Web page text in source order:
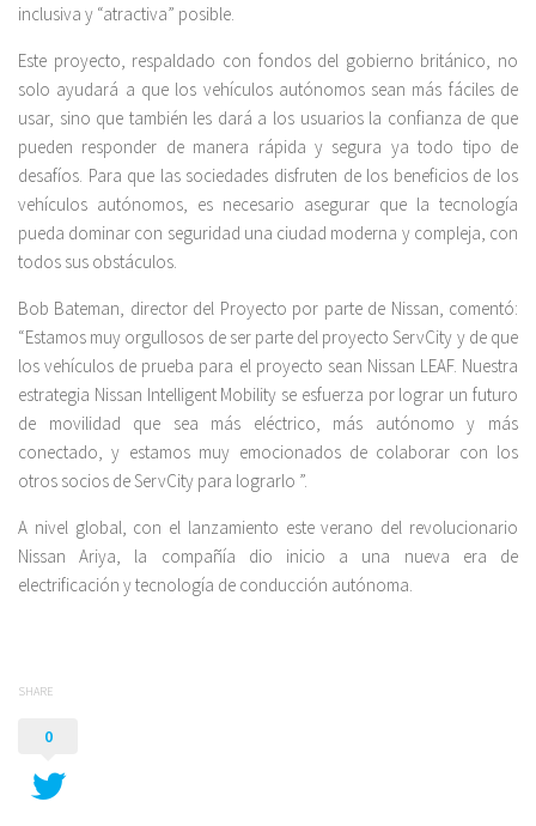
inclusiva y “atractiva” posible.
Este proyecto, respaldado con fondos del gobierno británico, no
solo ayudará a que los vehículos autónomos sean más fáciles de
usar, sino que también les dará a los usuarios la confianza de que
pueden responder de manera rápida y segura ya todo tipo de
desafíos. Para que las sociedades disfruten de los beneficios de los
vehículos autónomos, es necesario asegurar que la tecnología
pueda dominar con seguridad una ciudad moderna y compleja, con
todos sus obstáculos.
Bob Bateman, director del Proyecto por parte de Nissan, comentó:
“Estamos muy orgullosos de ser parte del proyecto ServCity y de que
los vehículos de prueba para el proyecto sean Nissan LEAF. Nuestra
estrategia Nissan Intelligent Mobility se esfuerza por lograr un futuro
de movilidad que sea más eléctrico, más autónomo y más
conectado, y estamos muy emocionados de colaborar con los
otros socios de ServCity para lograrlo ”.
A nivel global, con el lanzamiento este verano del revolucionario
Nissan Ariya, la compañía dio inicio a una nueva era de
electrificación y tecnología de conducción autónoma.
SHARE
0